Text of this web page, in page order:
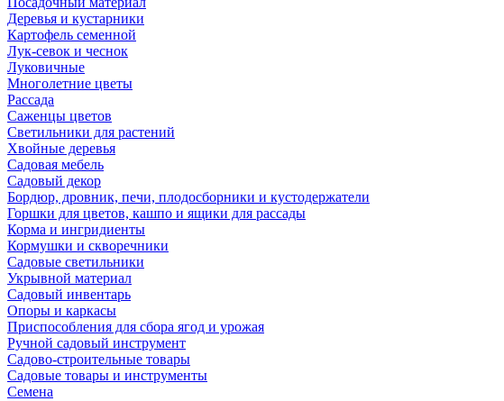
Деревья и кустарники
Картофель семенной
Лук-севок и чеснок
Луковичные
Многолетние цветы
Рассада
Саженцы цветов
Светильники для растений
Хвойные деревья
Садовая мебель
Садовый декор
Бордюр, дровник, печи, плодосборники и кустодержатели
Горшки для цветов, кашпо и ящики для рассады
Корма и ингридиенты
Кормушки и скворечники
Садовые светильники
Укрывной материал
Садовый инвентарь
Опоры и каркасы
Приспособления для сбора ягод и урожая
Ручной садовый инструмент
Садово-строительные товары
Садовые товары и инструменты
Семена